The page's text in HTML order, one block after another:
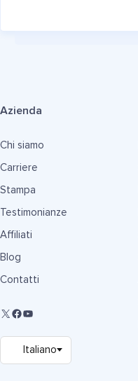
Azienda
Chi siamo
Carriere
Stampa
Testimonianze
Affiliati
Blog
Contatti